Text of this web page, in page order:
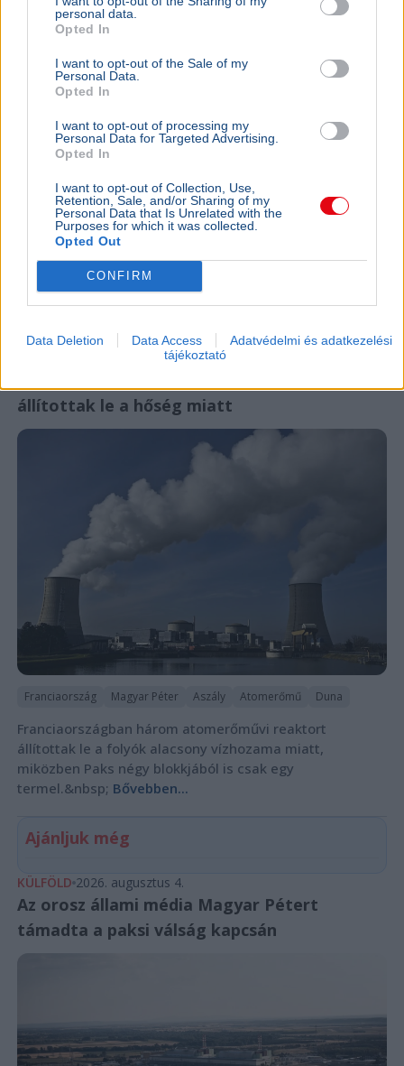
personal data.
Opted In
I want to opt-out of the Sale of my
Personal Data.
Opted In
I want to opt-out of processing my
Personal Data for Targeted Advertising.
Opted In
I want to opt-out of Collection, Use,
Retention, Sale, and/or Sharing of my
Personal Data that Is Unrelated with the
Purposes for which it was collected.
Opted Out
CONFIRM
Data Deletion Data Access
Adatvédelmi és adatkezelési
tájékoztató
Majka lemondta a sepsiszentgyörgyi
koncertjét - Életveszélyes fenyegetést
kapott
Majka életveszélyes SMS-fenyegetés miatt
mondta le sepsiszentgyörgyi fellépését, a zenész
feljelentést tesz, a Sic Feszt szervezői is elítélték
Lázár
Őrültség
Lázár
2026. augusztus 4.
állítottak le a hőség miatt
Franciaország Magyar Péter Aszály Atomerőmű Duna
Franciaországban három atomerőművi reaktort
állítottak le a folyók alacsony vízhozama miatt,
miközben Paks négy blokkjából is csak egy
termel.&nbsp; Bővebben...
Ajánljuk még
KÜLFÖLD 2026. augusztus 4.
Az orosz állami média Magyar Pétert
támadta a paksi válság kapcsán